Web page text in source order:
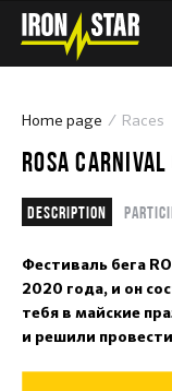
Home page Races
ROSA
Description
Фестиваль бега
2020 года, и он
тебя в майские
и решили